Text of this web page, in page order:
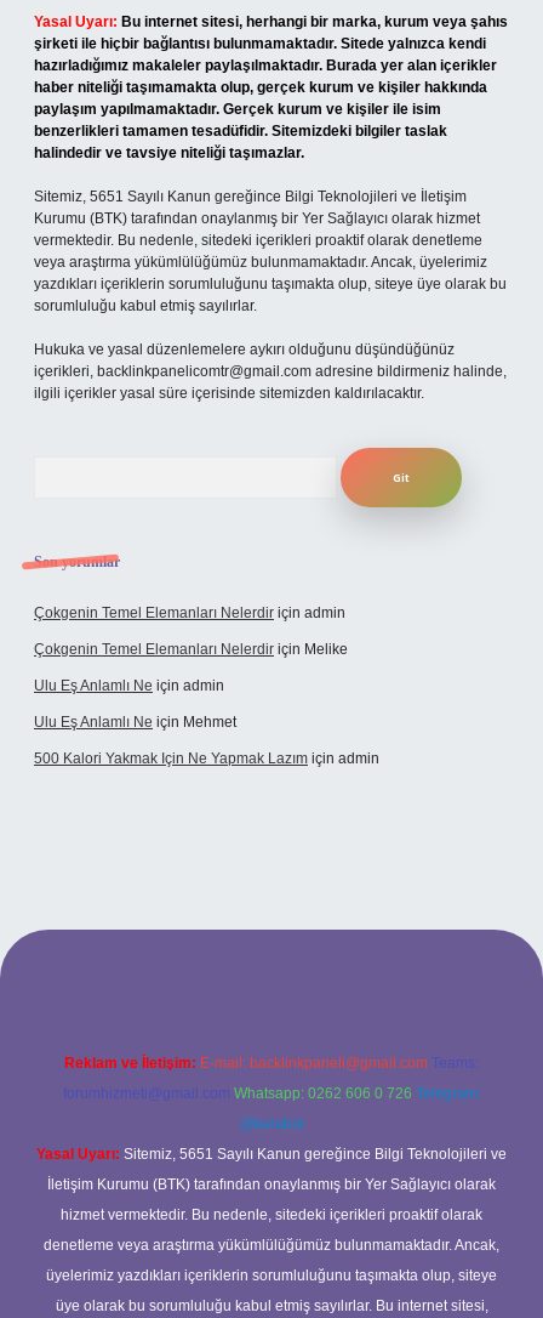
Yasal Uyarı: Bu internet sitesi, herhangi bir marka, kurum veya şahıs
şirketi ile hiçbir bağlantısı bulunmamaktadır. Sitede yalnızca kendi
hazırladığımız makaleler paylaşılmaktadır. Burada yer alan içerikler
haber niteliği taşımamakta olup, gerçek kurum ve kişiler hakkında
paylaşım yapılmamaktadır. Gerçek kurum ve kişiler ile isim
benzerlikleri tamamen tesadüfidir. Sitemizdeki bilgiler taslak
halindedir ve tavsiye niteliği taşımazlar.
Sitemiz, 5651 Sayılı Kanun gereğince Bilgi Teknolojileri ve İletişim
Kurumu (BTK) tarafından onaylanmış bir Yer Sağlayıcı olarak hizmet
vermektedir. Bu nedenle, sitedeki içerikleri proaktif olarak denetleme
veya araştırma yükümlülüğümüz bulunmamaktadır. Ancak, üyelerimiz
yazdıkları içeriklerin sorumluluğunu taşımakta olup, siteye üye olarak bu
sorumluluğu kabul etmiş sayılırlar.
Hukuka ve yasal düzenlemelere aykırı olduğunu düşündüğünüz
içerikleri, backlinkpanelicomtr@gmail.com adresine bildirmeniz halinde,
ilgili içerikler yasal süre içerisinde sitemizden kaldırılacaktır.
Son yorumlar
Çokgenin Temel Elemanları Nelerdir için admin
Çokgenin Temel Elemanları Nelerdir için Melike
Ulu Eş Anlamlı Ne için admin
Ulu Eş Anlamlı Ne için Mehmet
500 Kalori Yakmak Için Ne Yapmak Lazım için admin
Reklam ve İletişim: E-mail: backlinkpaneli@gmail.com Teams:
forumhizmeti@gmail.com Whatsapp: 0262 606 0 726 Telegram:
@karabul
Yasal Uyarı: Sitemiz, 5651 Sayılı Kanun gereğince Bilgi Teknolojileri ve
İletişim Kurumu (BTK) tarafından onaylanmış bir Yer Sağlayıcı olarak
hizmet vermektedir. Bu nedenle, sitedeki içerikleri proaktif olarak
denetleme veya araştırma yükümlülüğümüz bulunmamaktadır. Ancak,
üyelerimiz yazdıkları içeriklerin sorumluluğunu taşımakta olup, siteye
üye olarak bu sorumluluğu kabul etmiş sayılırlar. Bu internet sitesi,